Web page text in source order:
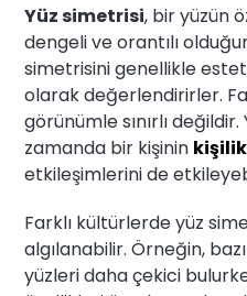
Yüz simetrisi, bir yüzün
dengeli ve orantılı
simetrisini genellikle
olarak değerlendirirler.
görünümle sınırlı değildir.
zamanda bir kişinin kişilik
etkileşimlerini de
Farklı kültürlerde yüz
algılanabilir. Örneğin,
yüzleri daha çekici